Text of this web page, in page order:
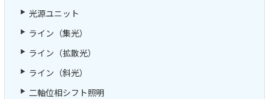
光源ユニット
ライン（集光）
ライン（拡散光）
ライン（斜光）
二軸位相シフト照明